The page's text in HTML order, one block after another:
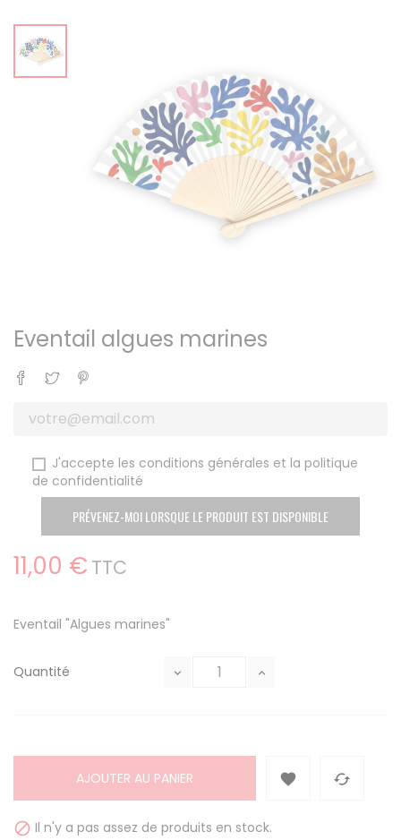
Eventail algues marines
Partager
Tweet
J'accepte les conditions générales et la politique
de confidentialité
PRÉVENEZ-MOI LORSQUE LE PRODUIT EST DISPONIBLE
11,00 € TTC
Eventail "Algues marines"
Quantité
AJOUTER AU PANIER  
 Il n'y a pas assez de produits en stock.